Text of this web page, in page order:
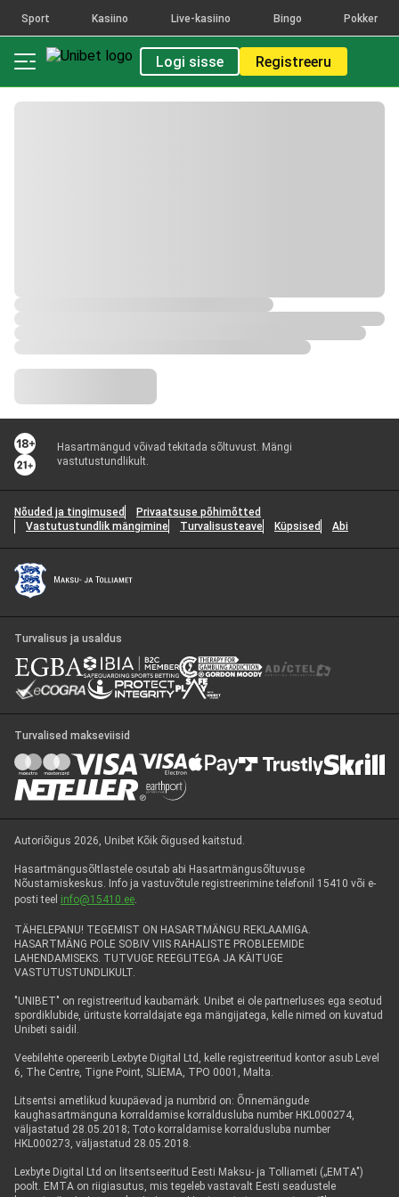
Sport Kasiino Live-kasiino Bingo Pokker
Logi sisse Registreeru
Hasartmängud võivad tekitada sõltuvust. Mängi
vastutustundlikult.
Nõuded ja tingimused
Privaatsuse põhimõtted
Vastutustundlik mängimine
Turvalisusteave Küpsised Abi
Turvalisus ja usaldus
Turvalised makseviisid
Autoriõigus 2026, Unibet Kõik õigused kaitstud.
Hasartmängusõltlastele osutab abi Hasartmängusõltuvuse
Nõustamiskeskus. Info ja vastuvõtule registreerimine telefonil 15410 või e-
posti teel info@15410.ee.
TÄHELEPANU! TEGEMIST ON HASARTMÄNGU REKLAAMIGA.
HASARTMÄNG POLE SOBIV VIIS RAHALISTE PROBLEEMIDE
LAHENDAMISEKS. TUTVUGE REEGLITEGA JA KÄITUGE
VASTUTUSTUNDLIKULT.
"UNIBET" on registreeritud kaubamärk. Unibet ei ole partnerluses ega seotud
spordiklubide, ürituste korraldajate ega mängijatega, kelle nimed on kuvatud
Unibeti saidil.
Veebilehte opereerib Lexbyte Digital Ltd, kelle registreeritud kontor asub Level
6, The Centre, Tigne Point, SLIEMA, TPO 0001, Malta.
Litsentsi ametlikud kuupäevad ja numbrid on: Õnnemängude
kaughasartmänguna korraldamise korraldusluba number HKL000274,
väljastatud 28.05.2018; Toto korraldamise korraldusluba number
HKL000273, väljastatud 28.05.2018.
Lexbyte Digital Ltd on litsentseeritud Eesti Maksu- ja Tolliameti („EMTA")
poolt. EMTA on riigiasutus, mis tegeleb vastavalt Eesti seadustele